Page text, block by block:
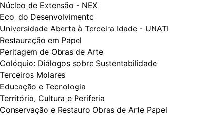
Núcleo de Extensão - NEX
Eco. do Desenvolvimento
Universidade Aberta à Terceira Idade - UNATI
Restauração em Papel
Peritagem de Obras de Arte
Colóquio: Diálogos​​ sobre Sustentabilidade
Terceiros Molares
Educação e Tecnologia
Território, Cultura e Periferia
Conservação e Restauro Obras de Arte Papel